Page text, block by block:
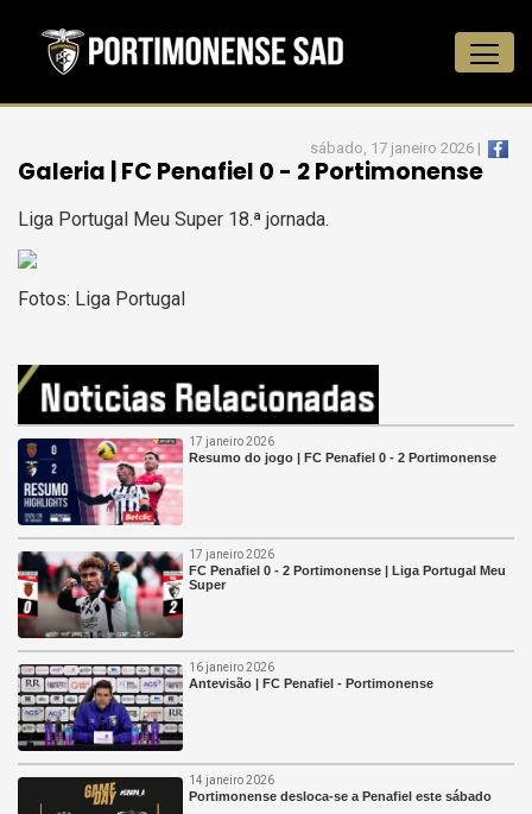
sábado, 17 janeiro 2026 |
Galeria | FC Penafiel 0 - 2 Portimonense
Liga Portugal Meu Super 18.ª jornada.
Fotos: Liga Portugal
17 janeiro 2026
Resumo do jogo | FC Penafiel 0 - 2 Portimonense
17 janeiro 2026
FC Penafiel 0 - 2 Portimonense | Liga Portugal Meu
Super
16 janeiro 2026
Antevisão | FC Penafiel - Portimonense
14 janeiro 2026
Portimonense desloca-se a Penafiel este sábado